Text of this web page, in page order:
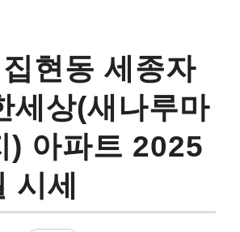
현동 세종자
세상(새나루마
) 아파트 2025
시세